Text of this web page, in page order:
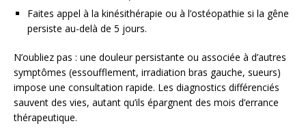
Faites appel à la kinésithérapie ou à l’ostéopathie si la gêne
persiste au-delà de 5 jours.
N’oubliez pas : une douleur persistante ou associée à d’autres
symptômes (essoufflement, irradiation bras gauche, sueurs)
impose une consultation rapide. Les diagnostics différenciés
sauvent des vies, autant qu’ils épargnent des mois d’errance
thérapeutique.